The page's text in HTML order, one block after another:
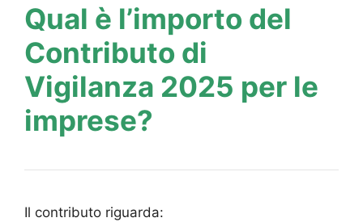
Qual è l’importo del
Contributo di
Vigilanza 2025 per le
imprese?
Il contributo riguarda: